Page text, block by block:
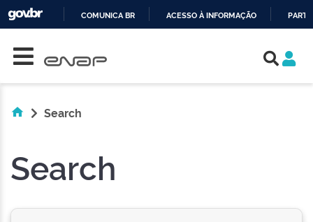
COMUNICA BR ACESSO À INFORMAÇÃO
Search
Search